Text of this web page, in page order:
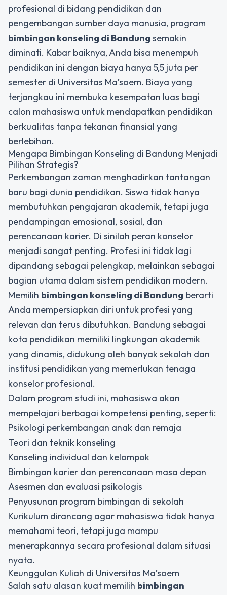
profesional di bidang pendidikan dan
pengembangan sumber daya manusia, program
bimbingan konseling di Bandung semakin
diminati. Kabar baiknya, Anda bisa menempuh
pendidikan ini dengan biaya hanya 5,5 juta per
semester di Universitas Ma’soem. Biaya yang
terjangkau ini membuka kesempatan luas bagi
calon mahasiswa untuk mendapatkan pendidikan
berkualitas tanpa tekanan finansial yang
berlebihan.
Mengapa Bimbingan Konseling di Bandung Menjadi
Pilihan Strategis?
Perkembangan zaman menghadirkan tantangan
baru bagi dunia pendidikan. Siswa tidak hanya
membutuhkan pengajaran akademik, tetapi juga
pendampingan emosional, sosial, dan
perencanaan karier. Di sinilah peran konselor
menjadi sangat penting. Profesi ini tidak lagi
dipandang sebagai pelengkap, melainkan sebagai
bagian utama dalam sistem pendidikan modern.
Memilih bimbingan konseling di Bandung berarti
Anda mempersiapkan diri untuk profesi yang
relevan dan terus dibutuhkan. Bandung sebagai
kota pendidikan memiliki lingkungan akademik
yang dinamis, didukung oleh banyak sekolah dan
institusi pendidikan yang memerlukan tenaga
konselor profesional.
Dalam program studi ini, mahasiswa akan
mempelajari berbagai kompetensi penting, seperti:
Psikologi perkembangan anak dan remaja
Teori dan teknik konseling
Konseling individual dan kelompok
Bimbingan karier dan perencanaan masa depan
Asesmen dan evaluasi psikologis
Penyusunan program bimbingan di sekolah
Kurikulum dirancang agar mahasiswa tidak hanya
memahami teori, tetapi juga mampu
menerapkannya secara profesional dalam situasi
nyata.
Keunggulan Kuliah di Universitas Ma’soem
Salah satu alasan kuat memilih bimbingan